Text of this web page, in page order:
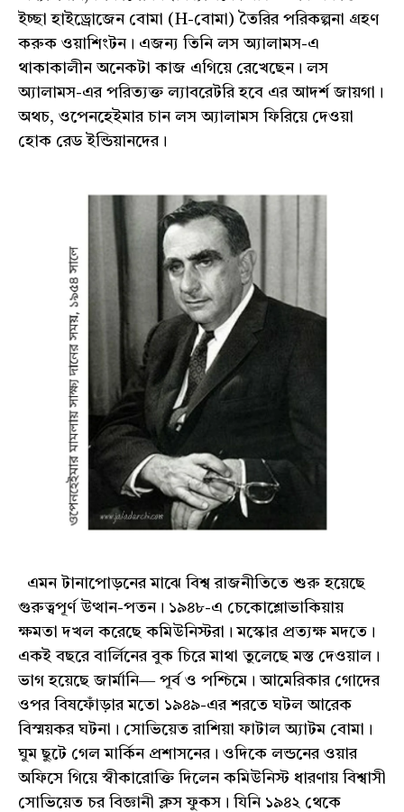
ইচ্ছা হাইড্রোজেন বোমা (H-বোমা) তৈরির পরিকল্পনা গ্রহণ
করুক ওয়াশিংটন। এজন্য তিনি লস অ্যালামস-এ
থাকাকালীন অনেকটা কাজ এগিয়ে রেখেছেন। লস
অ্যালামস-এর পরিত্যক্ত ল্যাবরেটরি হবে এর আদর্শ জায়গা।
অথচ, ওপেনহেইমার চান লস অ্যালামস ফিরিয়ে দেওয়া
হোক রেড ইন্ডিয়ানদের।
এমন টানাপোড়নের মাঝে বিশ্ব রাজনীতিতে শুরু হয়েছে
গুরুত্বপূর্ণ উত্থান-পতন। ১৯৪৮-এ চেকোশ্লোভাকিয়ায়
ক্ষমতা দখল করেছে কমিউনিস্টরা। মস্কোর প্রত্যক্ষ মদতে।
একই বছরে বার্লিনের বুক চিরে মাথা তুলেছে মস্ত দেওয়াল।
ভাগ হয়েছে জার্মানি― পূর্ব ও পশ্চিমে। আমেরিকার গোদের
ওপর বিষফোঁড়ার মতো ১৯৪৯-এর শরতে ঘটল আরেক
বিস্ময়কর ঘটনা। সোভিয়েত রাশিয়া ফাটাল অ্যাটম বোমা।
ঘুম ছুটে গেল মার্কিন প্রশাসনের। ওদিকে লন্ডনের ওয়ার
অফিসে গিয়ে স্বীকারোক্তি দিলেন কমিউনিস্ট ধারণায় বিশ্বাসী
সোভিয়েত চর বিজ্ঞানী ক্লস ফুকস। যিনি ১৯৪২ থেকে